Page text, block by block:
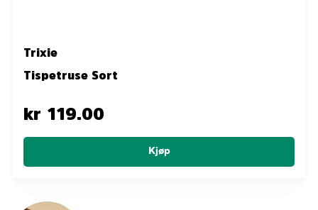
Trixie
Tispetruse Sort
kr 119.00
Kjøp